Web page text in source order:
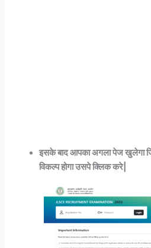
इसके बाद आपका अगला पेज खुलेगा
विकल्प होगा उसपे क्लिक करे|